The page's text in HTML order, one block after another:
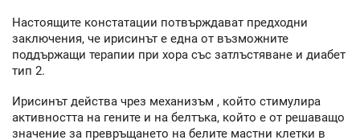
Настоящите констатации потвърждават предходни
заключения, че ирисинът е една от възможните
поддържащи терапии при хора със затлъстяване и диабет
тип 2.
Ирисинът действа чрез механизъм , който стимулира
активността на гените и на белтъка, който е от решаващо
значение за превръщането на белите мастни клетки в